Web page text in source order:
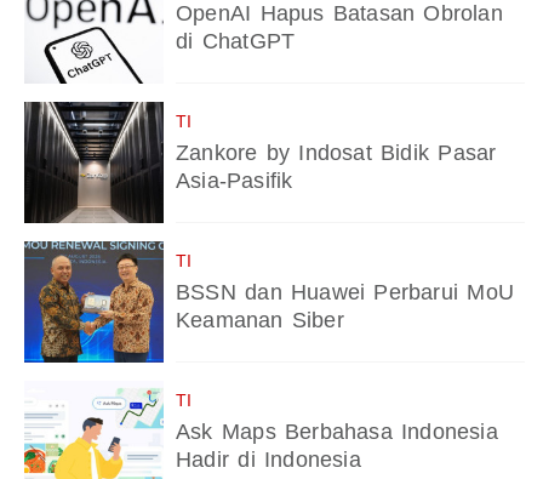
OpenAI Hapus Batasan Obrolan
di ChatGPT
TI
Zankore by Indosat Bidik Pasar
Asia-Pasifik
TI
BSSN dan Huawei Perbarui MoU
Keamanan Siber
TI
Ask Maps Berbahasa Indonesia
Hadir di Indonesia